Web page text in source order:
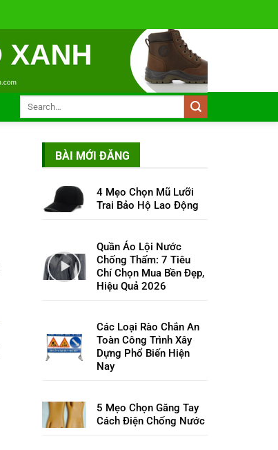
BÀI MỚI ĐĂNG
4 Mẹo Chọn Mũ Lưỡi
Trai Bảo Hộ Lao Động
Quần Áo Lội Nước
Chống Thấm: 7 Tiêu
Chí Chọn Mua Bền Đẹp,
Hiệu Quả 2026
Các Loại Rào Chắn An
Toàn Công Trình Xây
Dựng Phổ Biến Hiện
Nay
5 Mẹo Chọn Găng Tay
Cách Điện Chống Nước